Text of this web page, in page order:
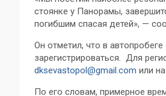
стоянке у Панорамы,
погибшим спасая детей», —
Он отметил, что в
зарегистрироваться. Для
dksevastopol@gmail.com или
По его словам, примерное